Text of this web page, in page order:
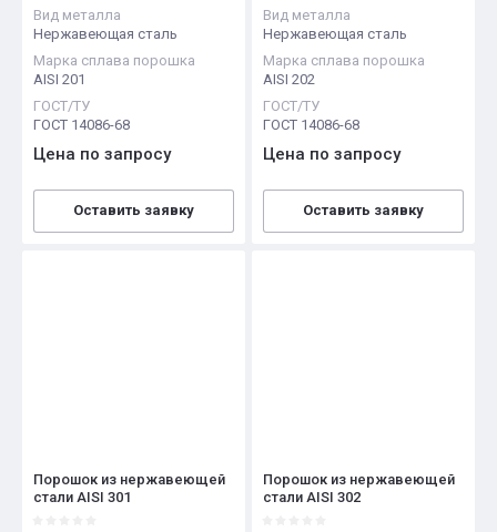
Вид металла
Нержавеющая сталь
Марка сплава порошка
AISI 201
ГОСТ/ТУ
ГОСТ 14086-68
Цена по запросу
Оставить заявку
Вид металла
Нержавеющая сталь
Марка сплава порошка
AISI 202
ГОСТ/ТУ
ГОСТ 14086-68
Цена по запросу
Оставить заявку
Порошок из нержавеющей
стали AISI 301
Порошок из нержавеющей
стали AISI 302